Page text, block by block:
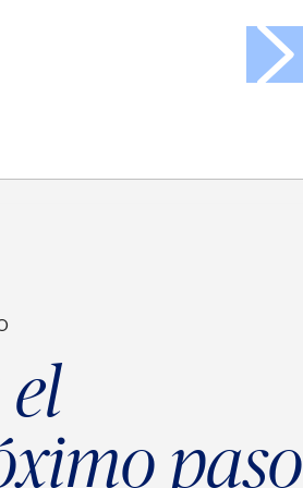
paso